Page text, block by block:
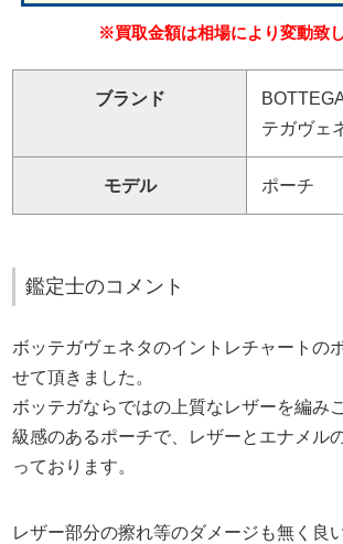
※買取金額は相場により変動致し
ブランド
テガヴェ
モデル ポーチ
鑑定士のコメント
ボッテガヴェネタのイントレチャートの
せて頂きました。
ボッテガならではの上質なレザーを編み
級感のあるポーチで、レザーとエナメル
っております。
レザー部分の擦れ等のダメージも無く良